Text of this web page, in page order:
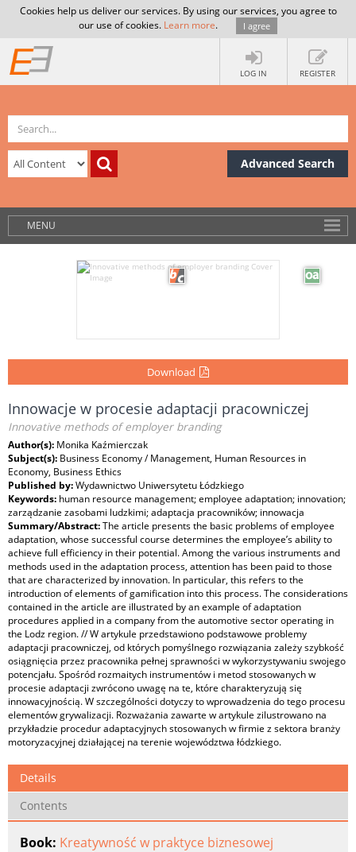
Cookies help us deliver our services. By using our services, you agree to
our use of cookies. Learn more. I agree
LOG IN REGISTER
Advanced Search
MENU
Download
Innowacje w procesie adaptacji pracowniczej
Innovative methods of employer branding
Author(s): Monika Kaźmierczak
Subject(s): Business Economy / Management, Human Resources in
Economy, Business Ethics
Published by:Wydawnictwo Uniwersytetu Łódzkiego
Keywords: human resource management; employee adaptation; innovation;
zarządzanie zasobami ludzkimi; adaptacja pracowników; innowacja
Summary/Abstract:The article presents the basic problems of employee
adaptation, whose successful course determines the employee’s ability to
achieve full efficiency in their potential. Among the various instruments and
methods used in the adaptation process, attention has been paid to those
that are characterized by innovation. In particular, this refers to the
introduction of elements of gamification into this process. The considerations
contained in the article are illustrated by an example of adaptation
procedures applied in a company from the automotive sector operating in
the Lodz region. // W artykule przedstawiono podstawowe problemy
adaptacji pracowniczej, od których pomyślnego rozwiązania zależy szybkość
osiągnięcia przez pracownika pełnej sprawności w wykorzystywaniu swojego
potencjału. Spośród rozmaitych instrumentów i metod stosowanych w
procesie adaptacji zwrócono uwagę na te, które charakteryzują się
innowacyjnością. W szczególności dotyczy to wprowadzenia do tego procesu
elementów grywalizacji. Rozważania zawarte w artykule zilustrowano na
przykładzie procedur adaptacyjnych stosowanych w firmie z sektora branży
motoryzacyjnej działającej na terenie województwa łódzkiego.
Details
Contents
Book: Kreatywność w praktyce biznesowej